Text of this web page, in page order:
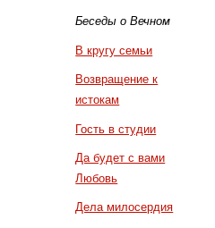
Беседы о Вечном
В кругу семьи
Возвращение к
истокам
Гость в студии
Да будет с вами
Любовь
Дела милосердия